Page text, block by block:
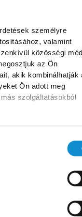
személyre
valamint
közösségi
az Ön
akik kombinálhatják
Ön adott meg
szolgáltatásokból
„Ez a
a szintet nem
olyan
el tud elfedni
az élelmiszer
az infláció
a kivezetés,